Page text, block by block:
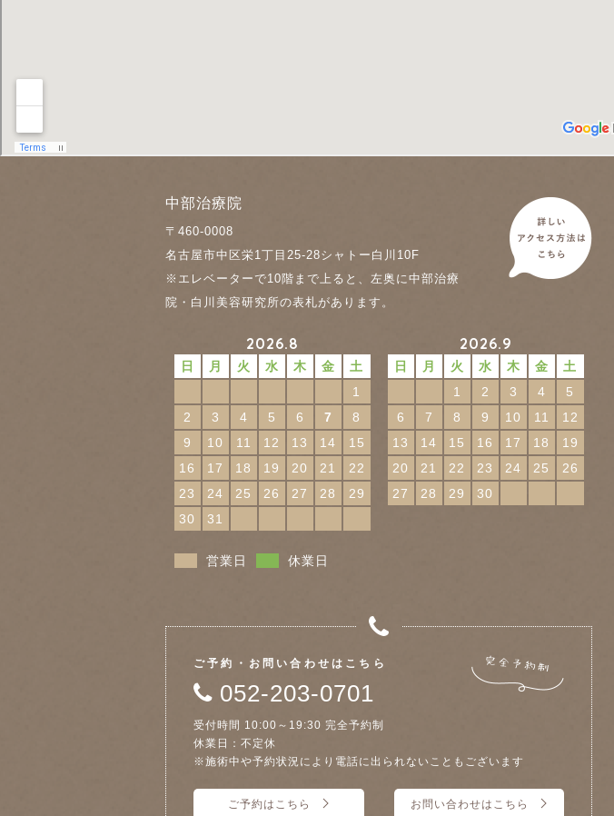
中部治療院
〒460-0008
名古屋市中区栄1丁目25-28シャトー白川10F
※エレベーターで10階まで上ると、左奥に中部治療
院・白川美容研究所の表札があります。
2026.8
日 月 火 水 木 金
土
1
2
3 4 5 6 7
8
9
10 11 12 13 14
15
16
17 18 19 20 21
22
23
24 25 26 27 28
29
30
31
2026.9
日 月 火 水 木 金
土
1
2 3 4
5
6
7 8 9 10 11
12
13
14 15 16 17 18
19
20
21 22 23 24 25
26
27
28 29 30
営業日 休業日
ご予約・お問い合わせはこちら
052-203-0701
受付時間 10:00～19:30 完全予約制
休業日：不定休
※施術中や予約状況により電話に出られないこともございます
ご予約はこちら お問い合わせはこちら